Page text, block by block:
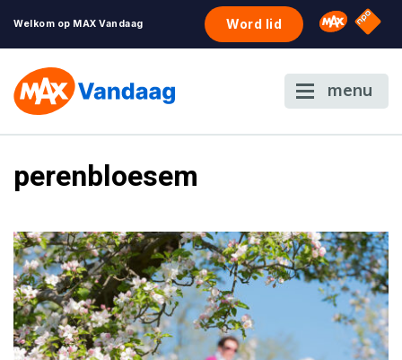
Welkom op MAX Vandaag Word lid Omroep
NPO
menu
perenbloesem